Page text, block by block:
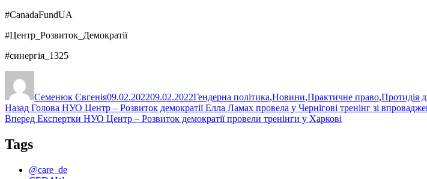
#CanadaFundUA
#Центр_Розвиток_Демократії
#синергія_1325
Семенюк Євгенія09.02.202209.02.2022Гендерна політика,Новини,Практичне право,Протидія
Навігація
записів
Назад Попередній
запис:
Голова НУО Центр – Розвиток демократії Елла Ламах провела у Чернігові тренінг зі
Вперед Наступний
Експертки НУО Центр – Розвиток демократії провели тренінги у Харкові
Tags
@care_de